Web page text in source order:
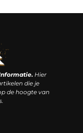
Hier
die je
de hoogte van